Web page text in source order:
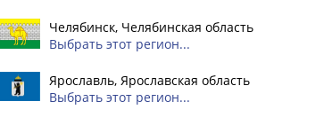
Челябинск, Челябинская область
Выбрать этот регион...
Ярославль, Ярославская область
Выбрать этот регион...